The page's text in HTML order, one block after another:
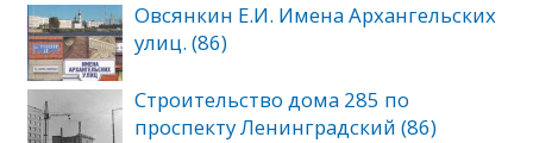
Овсянкин Е.И. Имена Архангельских
улиц. (86)
Cтроительство дома 285 по
проспекту Ленинградский (86)